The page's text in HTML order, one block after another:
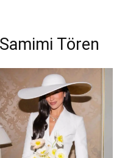
Tören